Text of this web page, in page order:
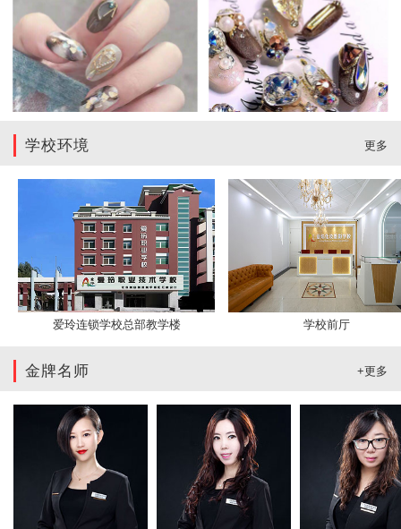
学校环境 更多
爱玲连锁学校总部教学楼 学校前厅
金牌名师 +更多